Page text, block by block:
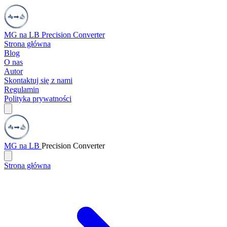
MG na LB Precision Converter
Strona główna
Blog
O nas
Autor
Skontaktuj się z nami
Regulamin
Polityka prywatności
MG na LB Precision Converter
Strona główna